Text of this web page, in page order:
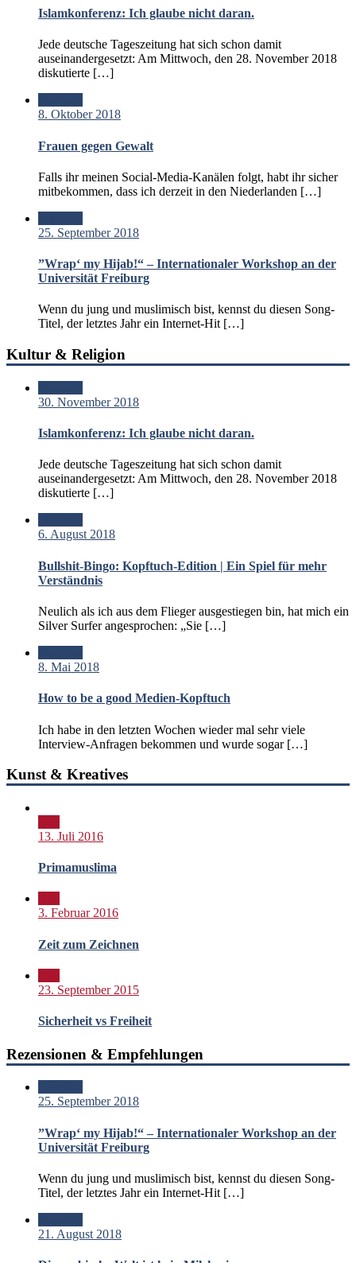
Islamkonferenz: Ich glaube nicht daran.
Jede deutsche Tageszeitung hat sich schon damit
auseinandergesetzt: Am Mittwoch, den 28. November 2018
diskutierte […]
8. Oktober 2018
Frauen gegen Gewalt
Falls ihr meinen Social-Media-Kanälen folgt, habt ihr sicher
mitbekommen, dass ich derzeit in den Niederlanden […]
25. September 2018
”Wrap‘ my Hijab!“ – Internationaler Workshop an der
Universität Freiburg
Wenn du jung und muslimisch bist, kennst du diesen Song-
Titel, der letztes Jahr ein Internet-Hit […]
Kultur & Religion
30. November 2018
Islamkonferenz: Ich glaube nicht daran.
Jede deutsche Tageszeitung hat sich schon damit
auseinandergesetzt: Am Mittwoch, den 28. November 2018
diskutierte […]
6. August 2018
Bullshit-Bingo: Kopftuch-Edition | Ein Spiel für mehr
Verständnis
Neulich als ich aus dem Flieger ausgestiegen bin, hat mich ein
Silver Surfer angesprochen: „Sie […]
8. Mai 2018
How to be a good Medien-Kopftuch
Ich habe in den letzten Wochen wieder mal sehr viele
Interview-Anfragen bekommen und wurde sogar […]
Kunst & Kreatives
13. Juli 2016
Primamuslima
3. Februar 2016
Zeit zum Zeichnen
23. September 2015
Sicherheit vs Freiheit
Rezensionen & Empfehlungen
25. September 2018
”Wrap‘ my Hijab!“ – Internationaler Workshop an der
Universität Freiburg
Wenn du jung und muslimisch bist, kennst du diesen Song-
Titel, der letztes Jahr ein Internet-Hit […]
21. August 2018